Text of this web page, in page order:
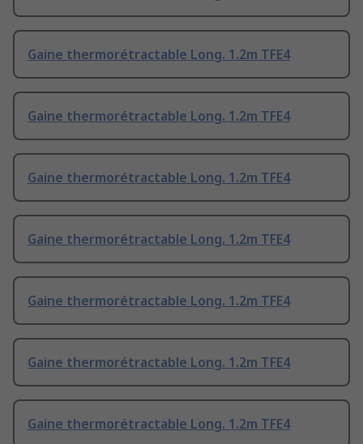
Gaine thermorétractable Long. 1.2m TFE4
Gaine thermorétractable Long. 1.2m TFE4
Gaine thermorétractable Long. 1.2m TFE4
Gaine thermorétractable Long. 1.2m TFE4
Gaine thermorétractable Long. 1.2m TFE4
Gaine thermorétractable Long. 1.2m TFE4
Gaine thermorétractable Long. 1.2m TFE4